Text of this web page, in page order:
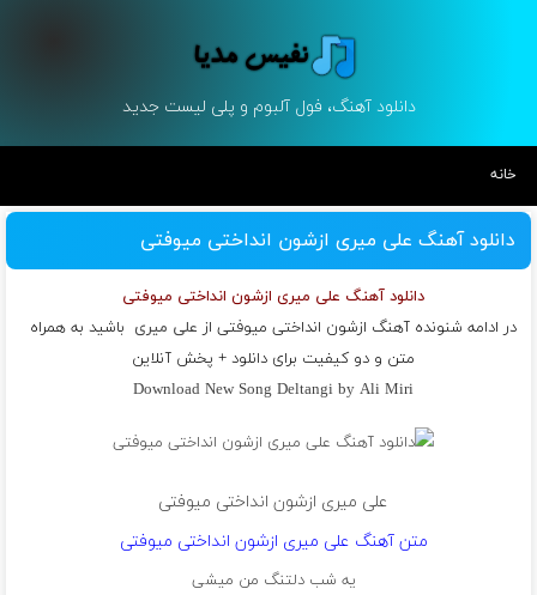
دانلود آهنگ، فول آلبوم و پلی لیست جدید
خانه
دانلود آهنگ علی میری ازشون انداختی میوفتی
دانلود آهنگ علی میری ازشون انداختی میوفتی
در ادامه شنونده آهنگ ازشون انداختی میوفتی از علی میری باشید به همراه
متن و دو کیفیت برای دانلود + پخش آنلاین
Download New Song Deltangi by Ali Miri
علی میری ازشون انداختی میوفتی
متن آهنگ علی میری ازشون انداختی میوفتی
یه شب دلتنگ من میشی